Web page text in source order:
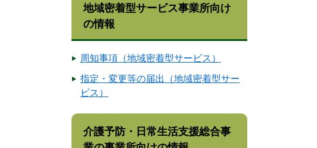
地域密着型サービス事業所向け
の情報
周知事項（地域密着型サービス）
指定・変更等の届出（地域密着型サー
ビス）
介護予防・日常生活支援総合事